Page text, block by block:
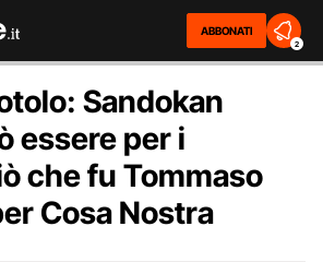
ABBONATI
2
Sandokan
essere per i
che fu Tommaso
Cosa Nostra